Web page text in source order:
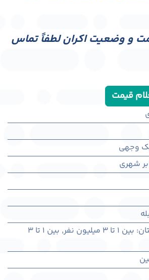
و وضعیت اکران لطفاً تماس
قیمت
وجهی
شهری
: بین ۱ تا ۳ میلیون نفر ,
بین ۱ تا ۳